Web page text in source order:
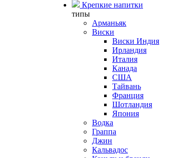
Крепкие напитки
типы
Арманьяк
Виски
Виски Индия
Ирландия
Италия
Канада
США
Тайвань
Франция
Шотландия
Япония
Водка
Граппа
Джин
Кальвадос